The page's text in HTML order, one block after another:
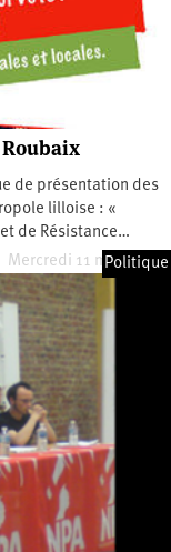
de présentation des
lilloise : «
de Résistance…
Mercredi 11 mars 2020
Politique